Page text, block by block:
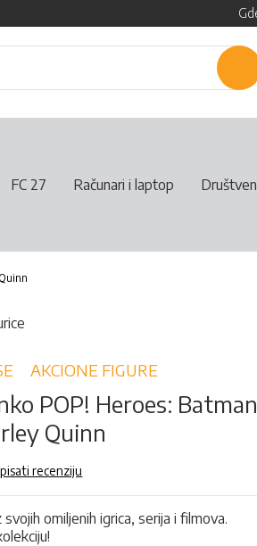
FC 27 Računari i laptop
AKCIONE FIGURE
POP! Heroes:
Quinn
recenziju
omiljenih igrica, serija i filmova.